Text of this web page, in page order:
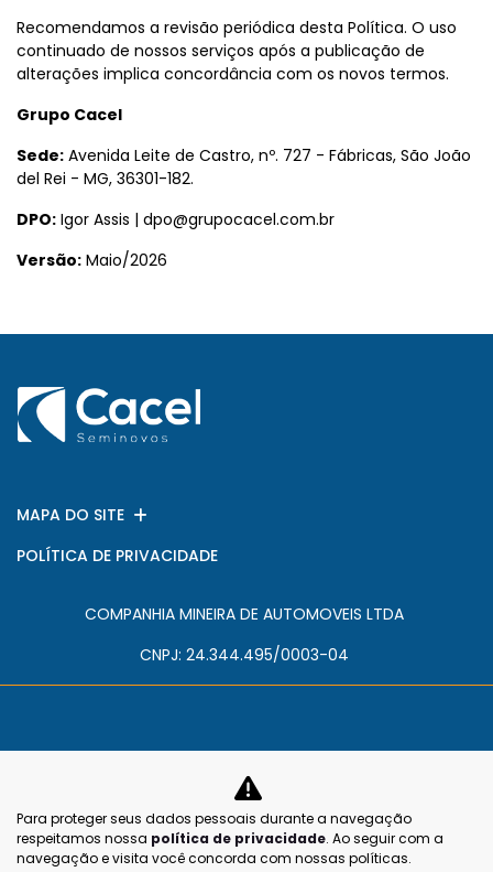
Recomendamos a revisão periódica desta Política. O uso
continuado de nossos serviços após a publicação de
alterações implica concordância com os novos termos.
Grupo Cacel
Sede: Avenida Leite de Castro, nº. 727 - Fábricas, São João
del Rei - MG, 36301-182.
DPO: Igor Assis | dpo@grupocacel.com.br
Versão: Maio/2026
MAPA DO SITE
POLÍTICA DE PRIVACIDADE
COMPANHIA MINEIRA DE AUTOMOVEIS LTDA
CNPJ: 24.344.495/0003-04
No trânsito, enxergar o outro salva
vidas.
Para proteger seus dados pessoais durante a navegação
respeitamos nossa política de privacidade. Ao seguir com a
navegação e visita você concorda com nossas políticas.